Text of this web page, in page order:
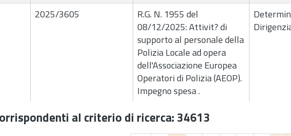
2025/3605
R.G. N. 1955 del
08/12/2025: Attivit? di
supporto al personale della
Polizia Locale ad opera
dell'Associazione Europea
Operatori di Polizia (AEOP).
Impegno spesa .
al criterio di ricerca: 34613